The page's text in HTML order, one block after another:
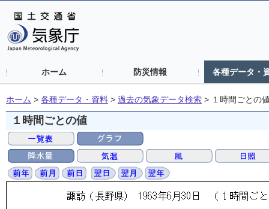
ホーム 防災情報 各種データ・
ホーム > 各種データ・資料 > 過去の気象データ検索 > １時間ごとの
１時間ごとの値